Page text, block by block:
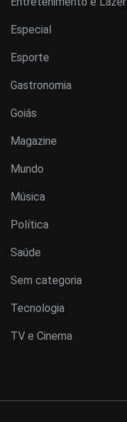
Especial
Esporte
Gastronomia
Goiás
Magazine
Mundo
Música
Política
Saúde
Sem categoria
Tecnologia
TV e Cinema